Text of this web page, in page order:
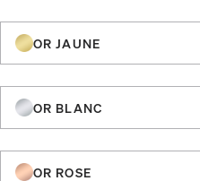
OR JAUNE
OR BLANC
OR ROSE